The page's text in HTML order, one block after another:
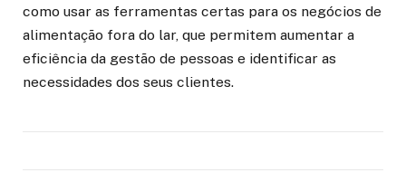
como usar as ferramentas certas para os negócios de
alimentação fora do lar, que permitem aumentar a
eficiência da gestão de pessoas e identificar as
necessidades dos seus clientes.